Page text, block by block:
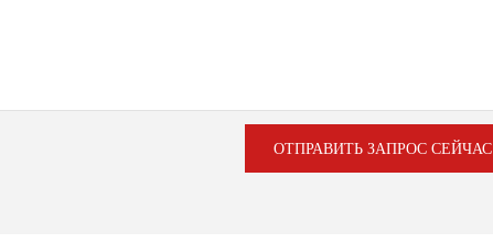
ОТПРАВИТЬ ЗАПРОС СЕЙЧАС